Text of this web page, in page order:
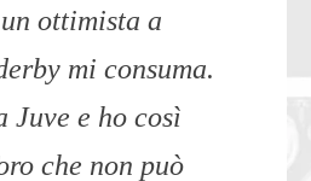
ottimista a
mi consuma.
Juve e ho così
che non può